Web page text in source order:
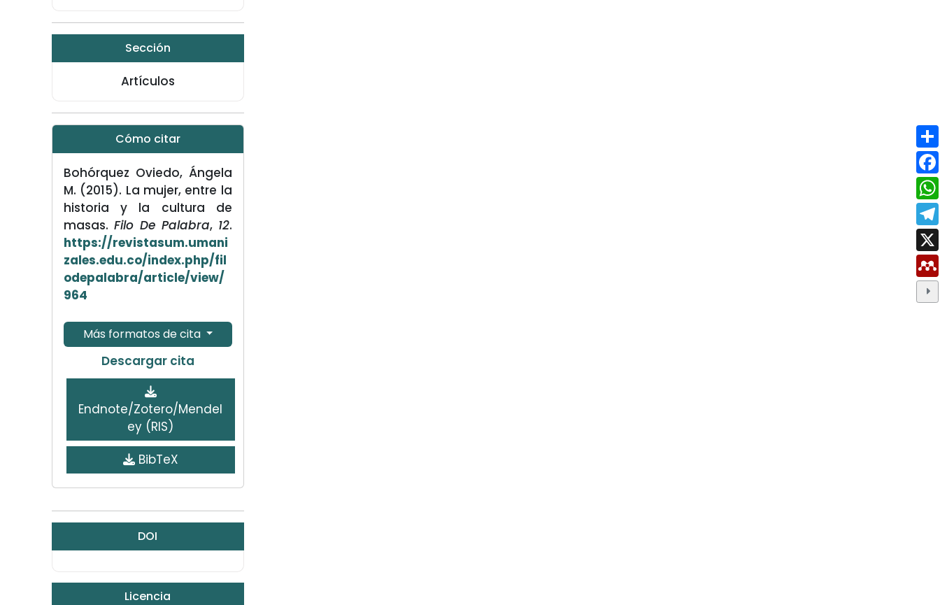
Sección
Artículos
Cómo citar
Bohórquez Oviedo, Ángela
M. (2015). La mujer, entre la
historia y la cultura de
masas. Filo De Palabra, 12.
https://revistasum.umani
zales.edu.co/index.php/fil
odepalabra/article/view/
964
Más formatos de cita
Descargar cita
Endnote/Zotero/Mendel
ey (RIS)
BibTeX
DOI
Licencia